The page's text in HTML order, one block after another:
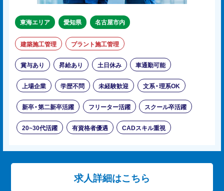
東海エリア 愛知県 名古屋市内
建築施工管理 プラント施工管理
賞与あり 昇給あり 土日休み 車通勤可能
上場企業 学歴不問 未経験歓迎 文系・理系OK
新卒・第二新卒活躍 フリーター活躍 スクール卒活躍
20~30代活躍 有資格者優遇 CADスキル重視
求人詳細はこちら